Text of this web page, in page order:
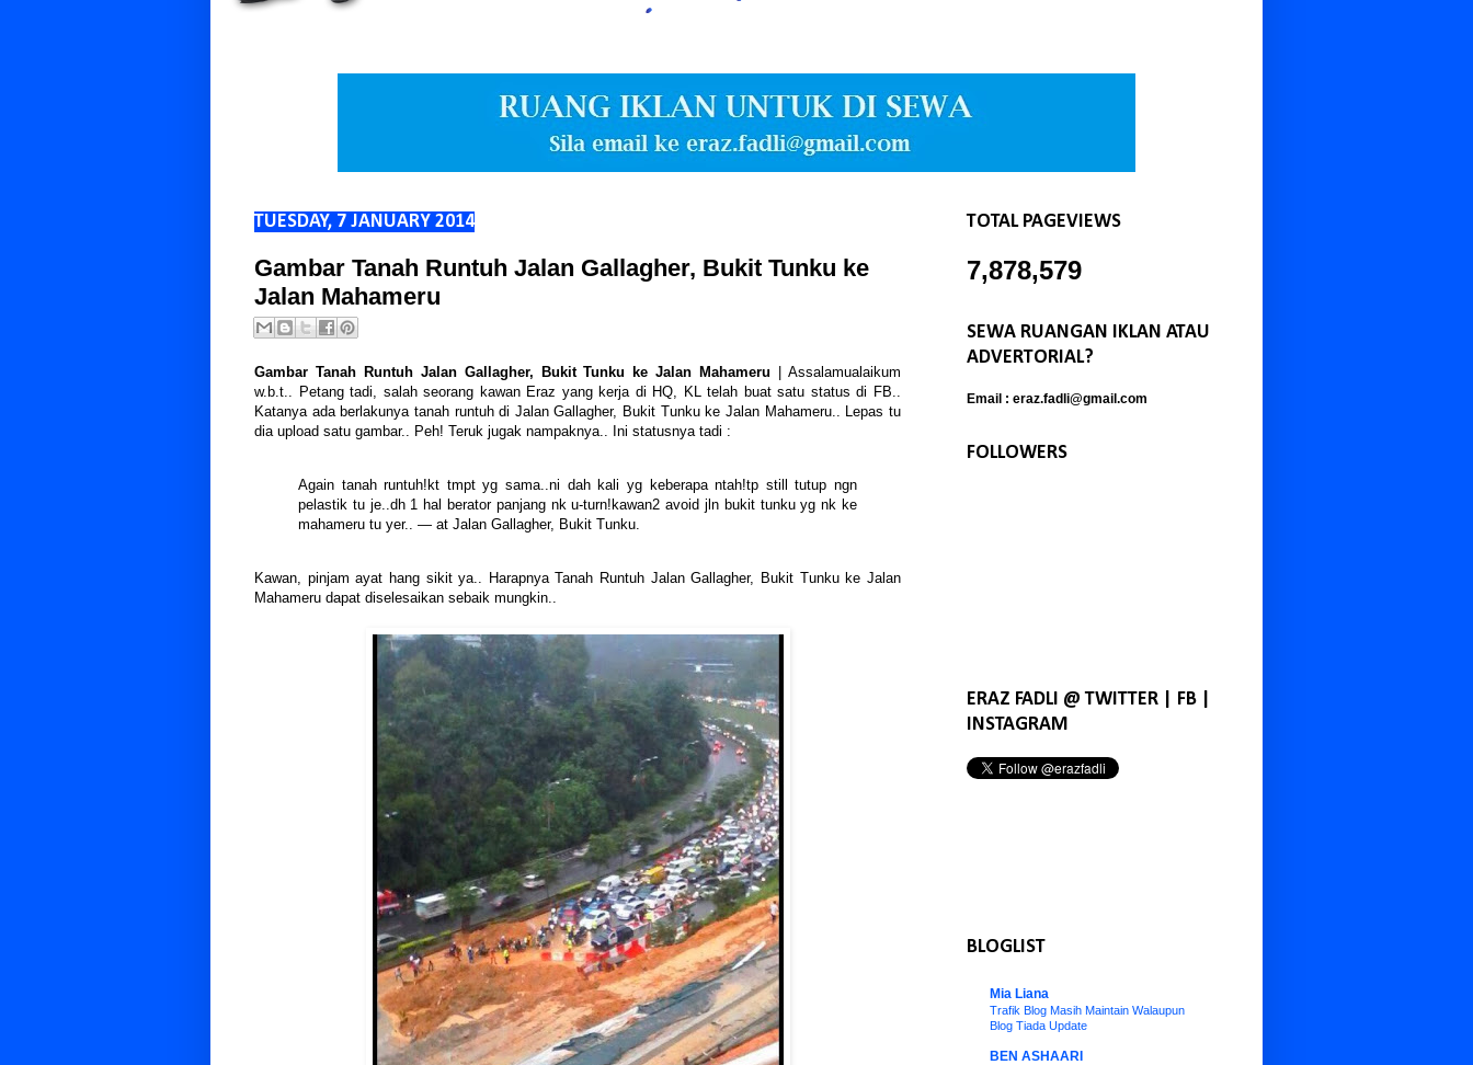
TUESDAY, 7 JANUARY 2014
Gambar Tanah Runtuh Jalan Gallagher, Bukit Tunku ke
Jalan Mahameru
Gambar Tanah Runtuh Jalan Gallagher, Bukit Tunku ke Jalan Mahameru | Assalamualaikum
w.b.t.. Petang tadi, salah seorang kawan Eraz yang kerja di HQ, KL telah buat satu status di FB..
Katanya ada berlakunya tanah runtuh di Jalan Gallagher, Bukit Tunku ke Jalan Mahameru.. Lepas tu
dia upload satu gambar.. Peh! Teruk jugak nampaknya.. Ini statusnya tadi :
Again tanah runtuh!kt tmpt yg sama..ni dah kali yg keberapa ntah!tp still tutup ngn
pelastik tu je..dh 1 hal berator panjang nk u-turn!kawan2 avoid jln bukit tunku yg nk ke
mahameru tu yer.. — at Jalan Gallagher, Bukit Tunku.
Kawan, pinjam ayat hang sikit ya.. Harapnya Tanah Runtuh Jalan Gallagher, Bukit Tunku ke Jalan
Mahameru dapat diselesaikan sebaik mungkin..
TOTAL PAGEVIEWS
7,878,579
SEWA RUANGAN IKLAN ATAU
ADVERTORIAL?
Email : eraz.fadli@gmail.com
FOLLOWERS
ERAZ FADLI @ TWITTER | FB |
INSTAGRAM
BLOGLIST
Mia Liana
Trafik Blog Masih Maintain Walaupun
Blog Tiada Update
BEN ASHAARI